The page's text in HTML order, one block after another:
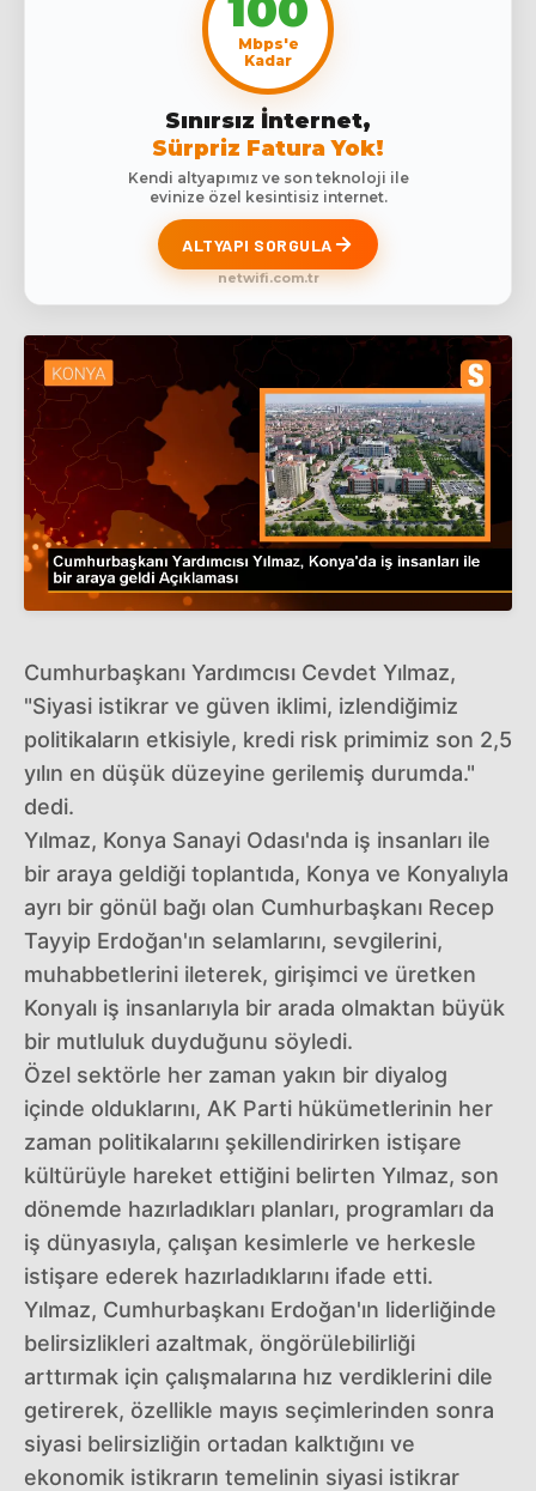
Mbps'e
Kadar
Sınırsız İnternet,
Sürpriz Fatura Yok!
Kendi altyapımız ve son teknoloji ile
evinize özel kesintisiz internet.
ALTYAPI SORGULA
netwifi.com.tr
Cumhurbaşkanı Yardımcısı Cevdet Yılmaz,
"Siyasi istikrar ve güven iklimi, izlendiğimiz
politikaların etkisiyle, kredi risk primimiz son 2,5
yılın en düşük düzeyine gerilemiş durumda."
dedi.
Yılmaz, Konya Sanayi Odası'nda iş insanları ile
bir araya geldiği toplantıda, Konya ve Konyalıyla
ayrı bir gönül bağı olan Cumhurbaşkanı Recep
Tayyip Erdoğan'ın selamlarını, sevgilerini,
muhabbetlerini ileterek, girişimci ve üretken
Konyalı iş insanlarıyla bir arada olmaktan büyük
bir mutluluk duyduğunu söyledi.
Özel sektörle her zaman yakın bir diyalog
içinde olduklarını, AK Parti hükümetlerinin her
zaman politikalarını şekillendirirken istişare
kültürüyle hareket ettiğini belirten Yılmaz, son
dönemde hazırladıkları planları, programları da
iş dünyasıyla, çalışan kesimlerle ve herkesle
istişare ederek hazırladıklarını ifade etti.
Yılmaz, Cumhurbaşkanı Erdoğan'ın liderliğinde
belirsizlikleri azaltmak, öngörülebilirliği
arttırmak için çalışmalarına hız verdiklerini dile
getirerek, özellikle mayıs seçimlerinden sonra
siyasi belirsizliğin ortadan kalktığını ve
ekonomik istikrarın temelinin siyasi istikrar